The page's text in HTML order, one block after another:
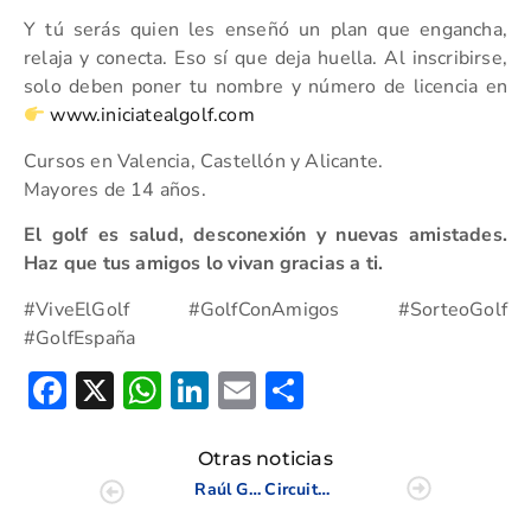
Y tú serás quien les enseñó un plan que engancha,
relaja y conecta. Eso sí que deja huella. Al inscribirse,
solo deben poner tu nombre y número de licencia en
www.iniciatealgolf.com
Cursos en Valencia, Castellón y Alicante.
Mayores de 14 años.
El golf es salud, desconexión y nuevas amistades.
Haz que tus amigos lo vivan gracias a ti.
#ViveElGolf #GolfConAmigos #SorteoGolf
#GolfEspaña
Facebook
X WhatsApp
LinkedIn
Email
Otras noticias
Raúl Gómez, Juan Miró, Martina Navarro y Carlota López, siguen adelante en el Boys&Girls
Circuito Europeo para estudiantes